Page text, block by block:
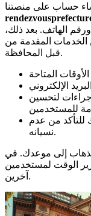
حساب على منصتنا
ورقم الهاتف. بعد ذلك،
الخدمات المقدمة من
قبل المحافظة.
لتحسين
من موعدك للتأكد من عدم
نسيانه.
إلى موعدك. في
الوقت لمستخدمين
آخرين.